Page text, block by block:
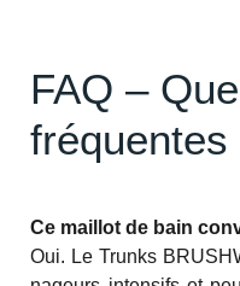
FAQ –
fréquentes
Ce maillot de bain
Oui. Le Trunks